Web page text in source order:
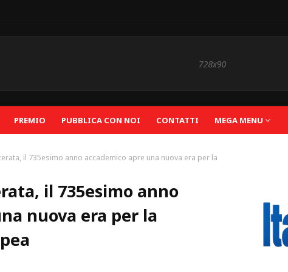
PREMIO PUBBLICA CON NOI CONTATTI MEGA MENU
il 735esimo anno accademico apre una nuova era per la
il 735esimo anno
nuova era per la